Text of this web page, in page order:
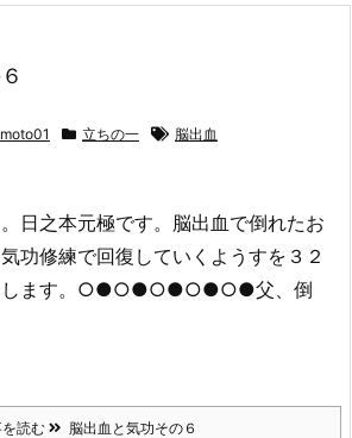
立ちの一 脳出血
日之本元極です。脳出血で倒れたお
功修練で回復していくようすを３２
介します。○●○●○●○●○●父、倒
読む 脳出血と気功その６